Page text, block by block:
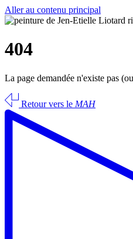
Aller au contenu principal
404
La page demandée n'existe pas
Retour vers le MAH